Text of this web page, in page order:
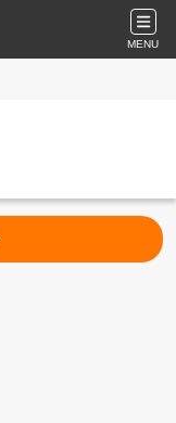
MENU